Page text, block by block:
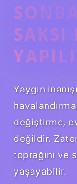
SAKSI
Yaygın
değiştirme,
değildir.
toprağını ve
yaşayabilir.